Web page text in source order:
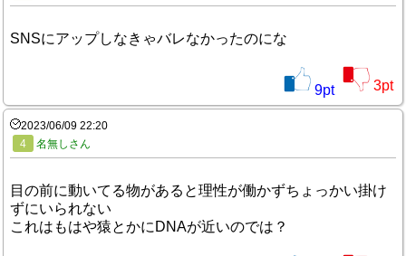
SNSにアップしなきゃバレなかったのにな
9pt 3pt
2023/06/09 22:20
4
名無しさん
目の前に動いてる物があると理性が働かずちょっかい掛け
ずにいられない
これはもはや猿とかにDNAが近いのでは？